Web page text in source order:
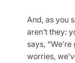
And, as you
aren’t they:
says,
worries,